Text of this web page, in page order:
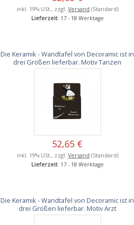
inkl. 19% USt., zzgl. Versand (Standard)
Lieferzeit: 17 - 18 Werktage
Die Keramik - Wandtafel von Decoramic ist in
drei Größen lieferbar. Motiv Tanzen
52,65 €
inkl. 19% USt., zzgl. Versand (Standard)
Lieferzeit: 17 - 18 Werktage
Die Keramik - Wandtafel von Decoramic ist in
drei Größen lieferbar. Motiv Arzt